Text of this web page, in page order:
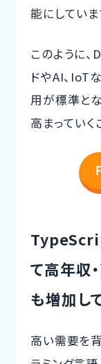
能にしていま
このように
ドやAI、
用が標準と
高まっていく
て高年収
も増加し
高い需要を